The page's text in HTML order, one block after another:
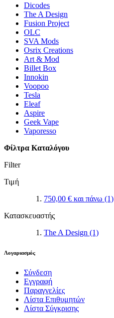
Dicodes
The A Design
Fusion Project
OLC
SVA Mods
Osrix Creations
Art & Mod
Billet Box
Innokin
Voopoo
Tesla
Eleaf
Aspire
Geek Vape
Vaporesso
Φίλτρα Καταλόγου
Filter
Τιμή
750,00 € και πάνω (1)
Κατασκευαστής
The A Design (1)
Λογαριασμός
Σύνδεση
Εγγραφή
Παραγγελίες
Λίστα Επιθυμητών
Λίστα Σύγκρισης